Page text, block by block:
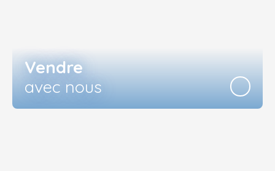
Vendre
avec nous